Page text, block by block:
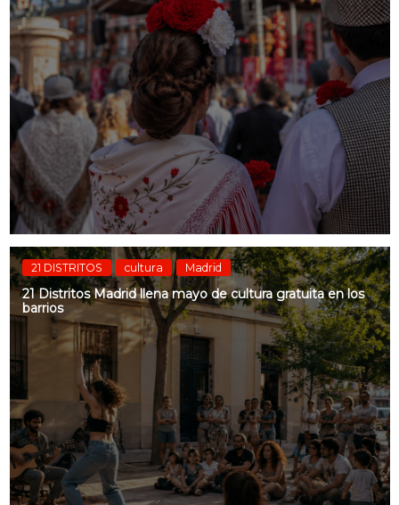
21 DISTRITOS cultura Madrid
21 Distritos Madrid llena mayo de cultura gratuita en los
barrios